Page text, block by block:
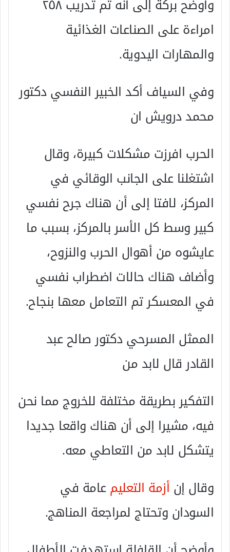
وأوضح بركة إلى أنه تم تدريب ٢٥٨
امراءة على الصناعات الغذائية
والمهارات اليدوية.
وفي السياف أكد الخبير النفسي دكتور
محمد درويش ان
الحرب افرزت مشكلات كبيرة، وقال
اشتغلنا على الجانب الوقائي في
المركز، لافتا إلى أن هناك جرح نفسي
كبير وسط كل الأسر بالمركز، بسبب ما
عايشوه من أهوال الحرب والنزوح،
وأضاف هناك حالات اضطراب نفسي
في المعسكر تم التعامل معها بنجاح.
الممثل المسرحي دكتور صالح عبد
القادر قال لابد من
التفكير بطريقة مختلفة للخروج مما نحن
فيه، مشيرا إلى أن هناك واقعا جديدا
يتشكل لابد من التعاطي معه.
وقال إنأزمة التعليمعامة في
السودان وتحتاج لمراجعة المناهج.